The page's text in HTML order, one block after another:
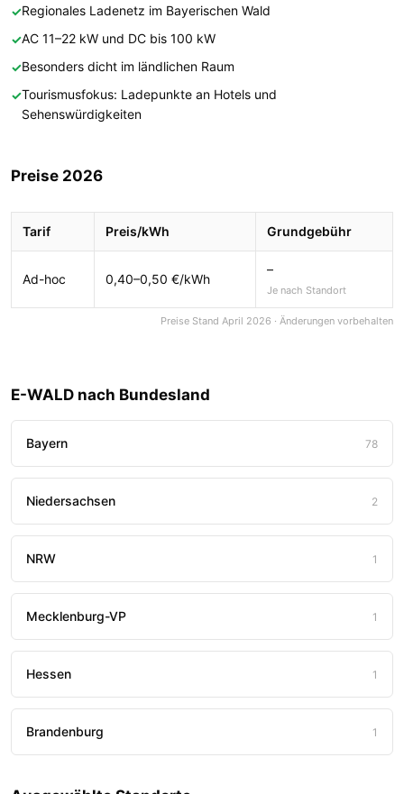
Regionales Ladenetz im Bayerischen Wald
AC 11–22 kW und DC bis 100 kW
Besonders dicht im ländlichen Raum
Tourismusfokus: Ladepunkte an Hotels und
Sehenswürdigkeiten
Preise 2026
Preise Stand April 2026 · Änderungen vorbehalten
Tarif Preis/kWh Grundgebühr
Ad-hoc 0,40–0,50 €/kWh
–
Je nach Standort
E-WALD nach Bundesland
Bayern 78
Niedersachsen 2
NRW 1
Mecklenburg-VP 1
Hessen 1
Brandenburg 1